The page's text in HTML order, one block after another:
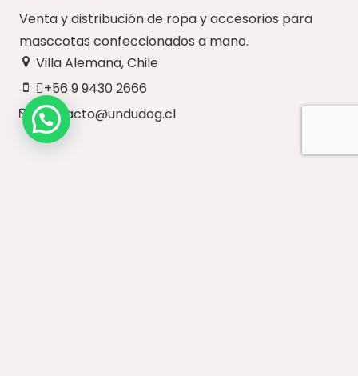
Venta y distribución de ropa y accesorios para
masccotas confeccionados a mano.
Villa Alemana, Chile
+56 9 9430 2666
contacto@undudog.cl